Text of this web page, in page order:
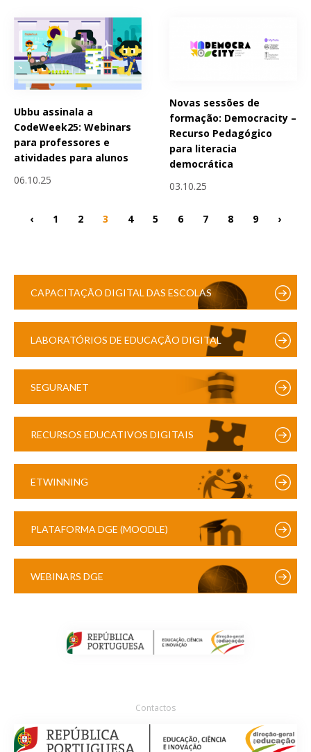
Ubbu assinala a
CodeWeek25: Webinars
para professores e
atividades para alunos
06.10.25
Novas sessões de
formação: Democracity –
Recurso Pedagógico
para literacia
democrática
03.10.25
‹ 1 2 3 4 5 6 7 8 9 ›
CAPACITAÇÃO DIGITAL DAS ESCOLAS
LABORATÓRIOS DE EDUCAÇÃO DIGITAL
SEGURANET
RECURSOS EDUCATIVOS DIGITAIS
ETWINNING
PLATAFORMA DGE (MOODLE)
WEBINARS DGE
Contactos